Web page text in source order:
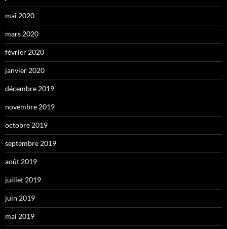
mai 2020
mars 2020
février 2020
janvier 2020
décembre 2019
novembre 2019
octobre 2019
septembre 2019
août 2019
juillet 2019
juin 2019
mai 2019